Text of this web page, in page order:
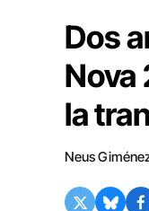
Dos
Nova
la
Neus